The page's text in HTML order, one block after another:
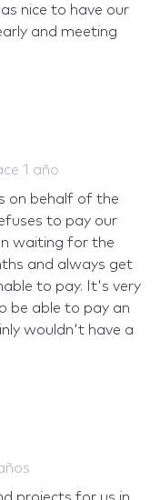
nice to have our
and meeting
1 año
on behalf of the
to pay our
waiting for the
and always get
to pay. It's very
be able to pay an
wouldn't have a